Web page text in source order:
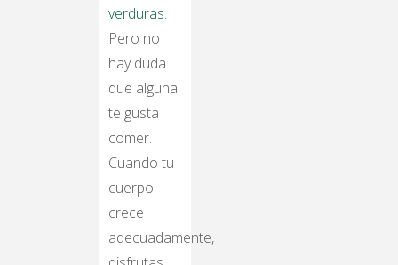
verduras.
Pero no
hay duda
que alguna
te gusta
comer.
Cuando tu
cuerpo
crece
adecuadamente,